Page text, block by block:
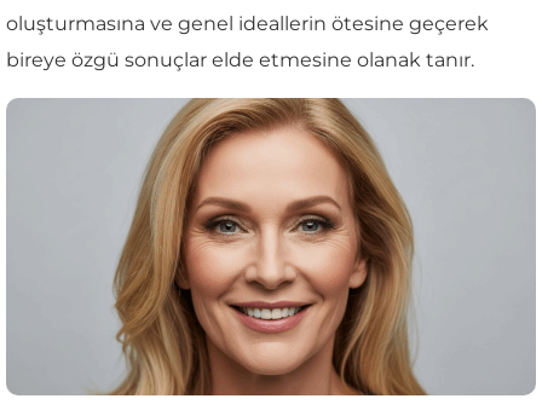
oluşturmasına ve genel ideallerin ötesine geçerek
bireye özgü sonuçlar elde etmesine olanak tanır.